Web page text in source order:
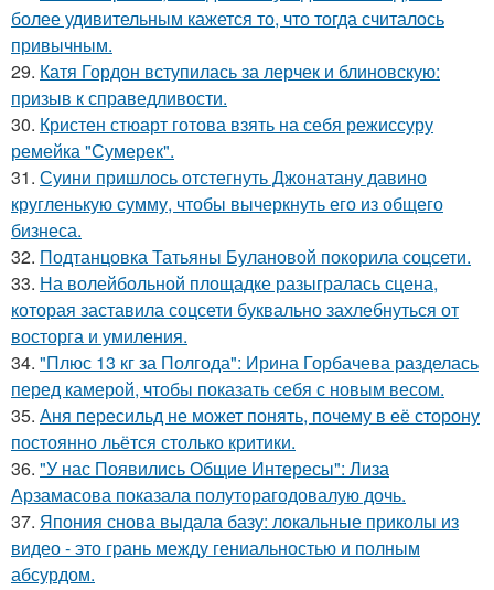
более удивительным кажется то, что тогда считалось
привычным.
29. Катя Гордон вступилась за лерчек и блиновскую:
призыв к справедливости.
30. Кристен стюарт готова взять на себя режиссуру
ремейка "Сумерек".
31. Суини пришлось отстегнуть Джонатану давино
кругленькую сумму, чтобы вычеркнуть его из общего
бизнеса.
32. Подтанцовка Татьяны Булановой покорила соцсети.
33. На волейбольной площадке разыгралась сцена,
которая заставила соцсети буквально захлебнуться от
восторга и умиления.
34. "Плюс 13 кг за Полгода": Ирина Горбачева разделась
перед камерой, чтобы показать себя с новым весом.
35. Аня пересильд не может понять, почему в её сторону
постоянно льётся столько критики.
36. "У нас Появились Общие Интересы": Лиза
Арзамасова показала полуторагодовалую дочь.
37. Япония снова выдала базу: локальные приколы из
видео - это грань между гениальностью и полным
абсурдом.